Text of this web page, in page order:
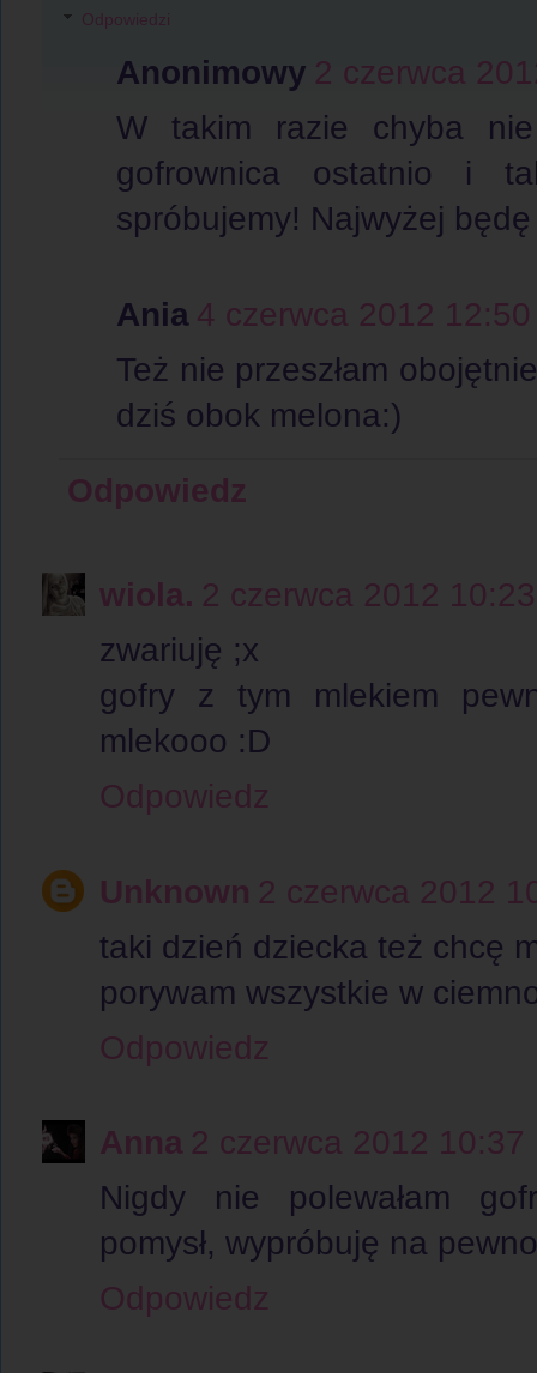
Odpowiedzi
Anonimowy 2 czerwca
W takim razie chyba
gofrownica ostatnio i
spróbujemy! Najwyżej
Ania 4 czerwca 2012 12:50
Też nie przeszłam
dziś obok melona:)
Odpowiedz
wiola. 2 czerwca 2012 10:23
zwariuję ;x
gofry z tym mlekiem
mlekooo :D
Odpowiedz
Unknown 2 czerwca 2012
taki dzień dziecka też chcę
porywam wszystkie w
Odpowiedz
Anna 2 czerwca 2012 10:37
Nigdy nie polewałam
pomysł, wypróbuję na
Odpowiedz